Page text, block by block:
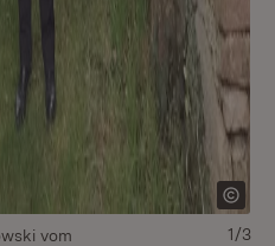
vom
1/3